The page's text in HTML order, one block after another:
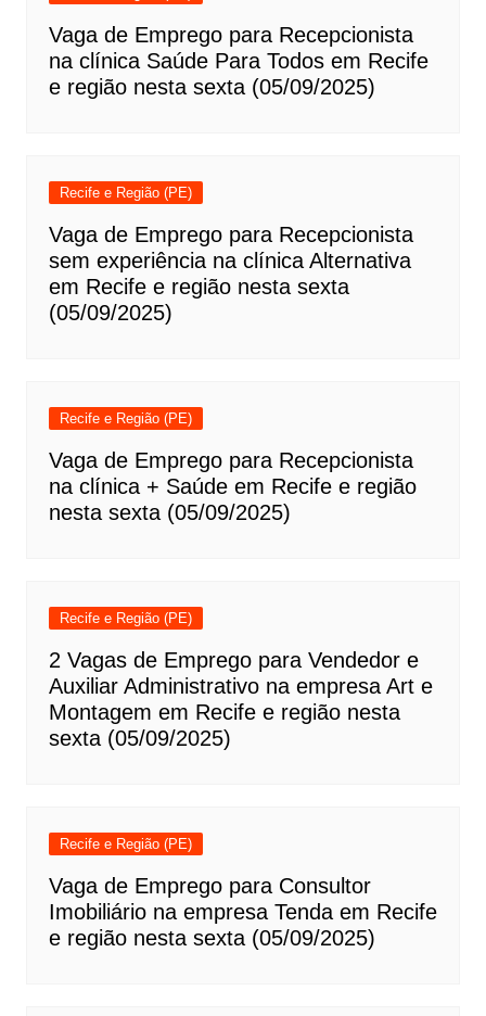
Vaga de Emprego para Recepcionista
na clínica Saúde Para Todos em Recife
e região nesta sexta (05/09/2025)
Recife e Região (PE)
Vaga de Emprego para Recepcionista
sem experiência na clínica Alternativa
em Recife e região nesta sexta
(05/09/2025)
Recife e Região (PE)
Vaga de Emprego para Recepcionista
na clínica + Saúde em Recife e região
nesta sexta (05/09/2025)
Recife e Região (PE)
2 Vagas de Emprego para Vendedor e
Auxiliar Administrativo na empresa Art e
Montagem em Recife e região nesta
sexta (05/09/2025)
Recife e Região (PE)
Vaga de Emprego para Consultor
Imobiliário na empresa Tenda em Recife
e região nesta sexta (05/09/2025)